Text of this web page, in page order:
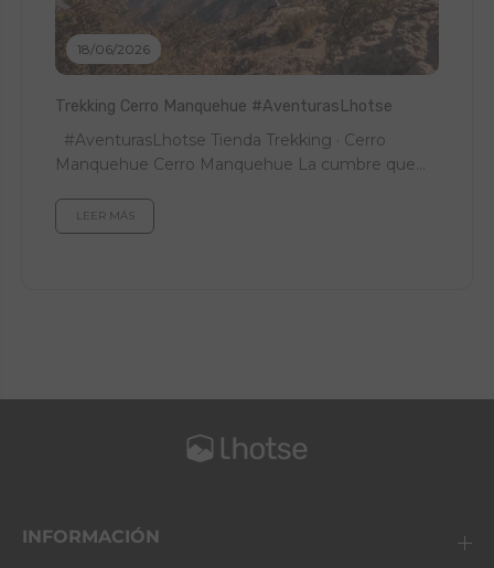
18/06/2026
Trekking Cerro Manquehue #AventurasLhotse
#AventurasLhotse Tienda Trekking · Cerro
Manquehue Cerro Manquehue La cumbre que
LEER MÁS
INFORMACIÓN